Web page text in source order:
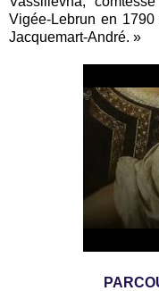
Vigée-Lebrun en
Jacquemart-André. »